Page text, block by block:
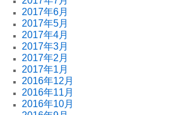
2017年6月
2017年5月
2017年4月
2017年3月
2017年2月
2017年1月
2016年12月
2016年11月
2016年10月